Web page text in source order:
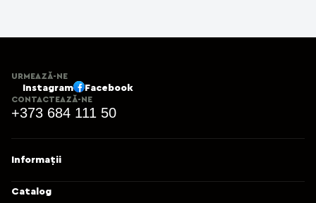
URMEAZĂ-NE
Instagram Facebook
CONTACTEAZĂ-NE
+373 684 111 50
Informații
Catalog